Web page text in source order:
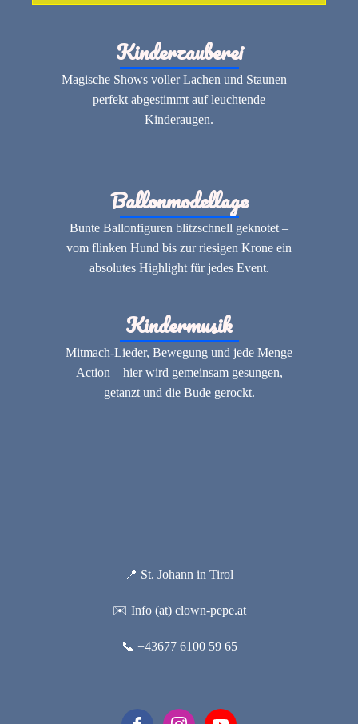
Kinderzauberei
Magische Shows voller Lachen und Staunen –
perfekt abgestimmt auf leuchtende
Kinderaugen.
Ballonmodellage
Bunte Ballonfiguren blitzschnell geknotet –
vom flinken Hund bis zur riesigen Krone ein
absolutes Highlight für jedes Event.
Kindermusik
Mitmach-Lieder, Bewegung und jede Menge
Action – hier wird gemeinsam gesungen,
getanzt und die Bude gerockt.
📍 St. Johann in Tirol
✉️ Info (at) clown-pepe.at
📞 +43677 6100 59 65